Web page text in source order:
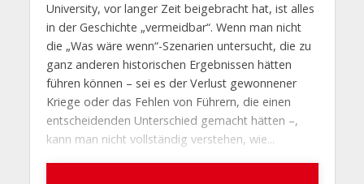
University, vor langer Zeit beigebracht hat, ist alles
in der Geschichte „vermeidbar“. Wenn man nicht
die „Was wäre wenn“-Szenarien untersucht, die zu
ganz anderen historischen Ergebnissen hätten
führen können – sei es der Verlust gewonnener
Kriege oder das Fehlen von Führern, die einen
entscheidenden Unterschied gemacht hätten –,
kann man nicht vollständig verstehen, wie...